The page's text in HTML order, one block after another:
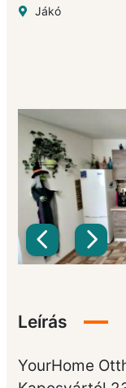
Jákó
Leírás
YourHome